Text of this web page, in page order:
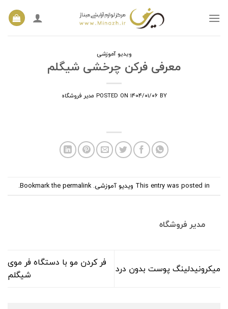
ویدیو آموزشی
معرفی فرکن چرخشی شیگلم
POSTED ON ۱۴۰۴/۰۱/۰۶BY مدیر فروشگاه
This entry was posted in ویدیو آموزشی. Bookmark the
permalink
.
مدیر فروشگاه
میکرونیدلینگ پوست بدون درد
فر کردن مو با دستگاه فر موی
شیگلم